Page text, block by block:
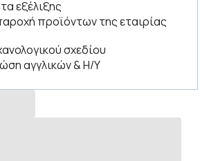
εξέλιξης
προϊόντων της εταιρίας
σχεδίου
αγγλικών & Η/Υ